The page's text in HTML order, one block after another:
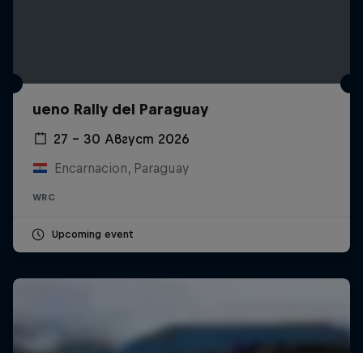
ueno Rally del Paraguay
27 – 30 Август 2026
Encarnacion, Paraguay
WRC
Upcoming event